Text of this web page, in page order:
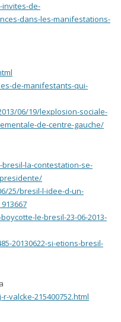
de-
dans-les-manifestations-
de-manifestants-qui-
06/19/lexplosion-sociale-
de-centre-gauche/
la-contestation-se-
25/bresil-l-idee-d-un-
le-bresil-23-06-2013-
20130622-si-etions-bresil-
valcke-215400752.html